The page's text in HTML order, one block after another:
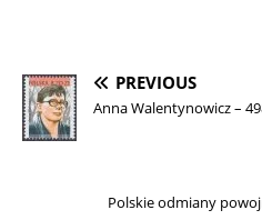
PREVIOUS
Anna Walentynowicz –
Polskie odmiany